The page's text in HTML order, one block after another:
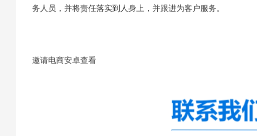
务人员，并将责任落实到人身上，并跟进为客户服务。
邀请电商安卓查看